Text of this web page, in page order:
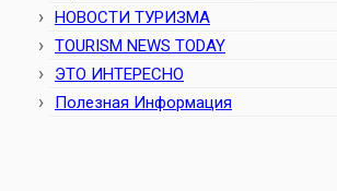
НОВОСТИ ТУРИЗМА
TOURISM NEWS TODAY
ЭТО ИНТЕРЕСНО
Полезная Информация